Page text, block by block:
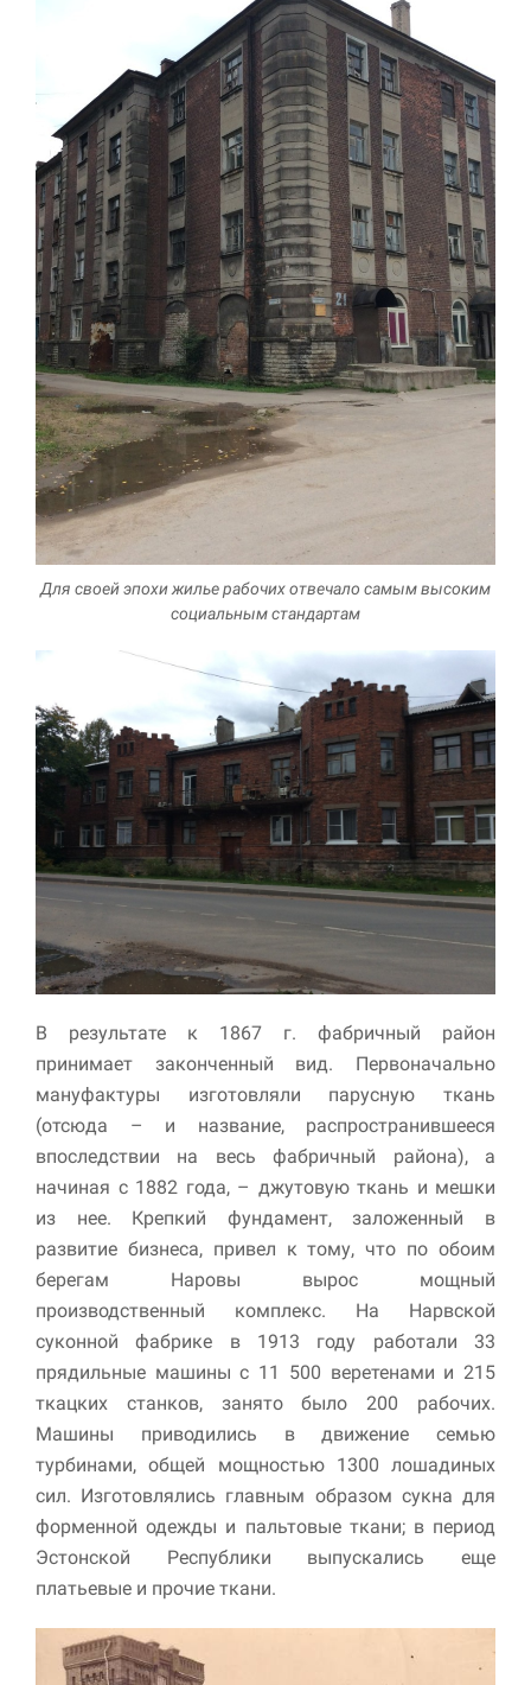
Для своей эпохи жилье рабочих отвечало самым высоким
социальным стандартам
В результате к 1867 г. фабричный район
принимает законченный вид. Первоначально
мануфактуры изготовляли парусную ткань
(отсюда – и название, распространившееся
впоследствии на весь фабричный района), а
начиная с 1882 года, – джутовую ткань и мешки
из нее. Крепкий фундамент, заложенный в
развитие бизнеса, привел к тому, что по обоим
берегам Наровы вырос мощный
производственный комплекс. На Нарвской
суконной фабрике в 1913 году работали 33
прядильные машины с 11 500 веретенами и 215
ткацких станков, занято было 200 рабочих.
Машины приводились в движение семью
турбинами, общей мощностью 1300 лошадиных
сил. Изготовлялись главным образом сукна для
форменной одежды и пальтовые ткани; в период
Эстонской Республики выпускались еще
платьевые и прочие ткани.